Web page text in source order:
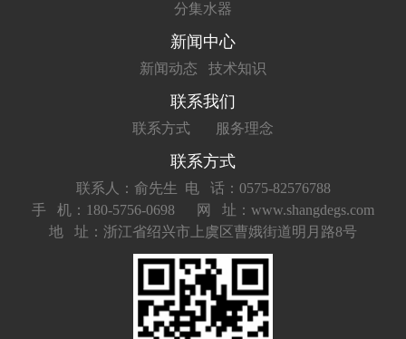
分集水器
新闻中心
新闻动态 技术知识
联系我们
联系方式 服务理念
联系方式
联系人：俞先生
电 话：0575-82576788
手 机：180-5756-0698
网 址：www.shangdegs.com
地 址：浙江省绍兴市上虞区曹娥街道明月路8号